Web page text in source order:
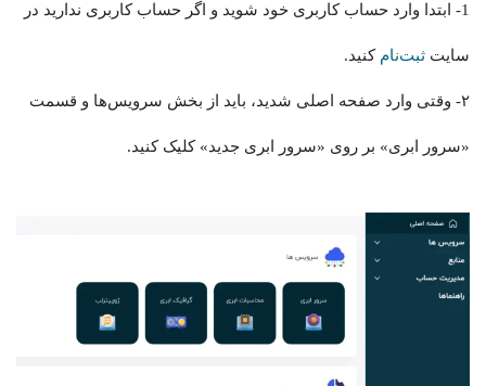
1- ابتدا وارد حساب کاربری خود شوید و اگر حساب کاربری ندارید در
سایت ثبت‌نامکنید.
۲- وقتی وارد صفحه اصلی شدید، باید از بخش سرویس‌ها و قسمت
«سرور ابری» بر روی «سرور ابری جدید» کلیک کنید.